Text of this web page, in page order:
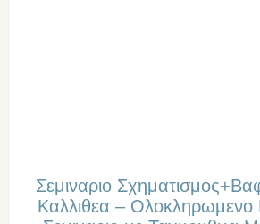
Σεμιναριο
Καλλιθεα – Oλοκληρωμενο